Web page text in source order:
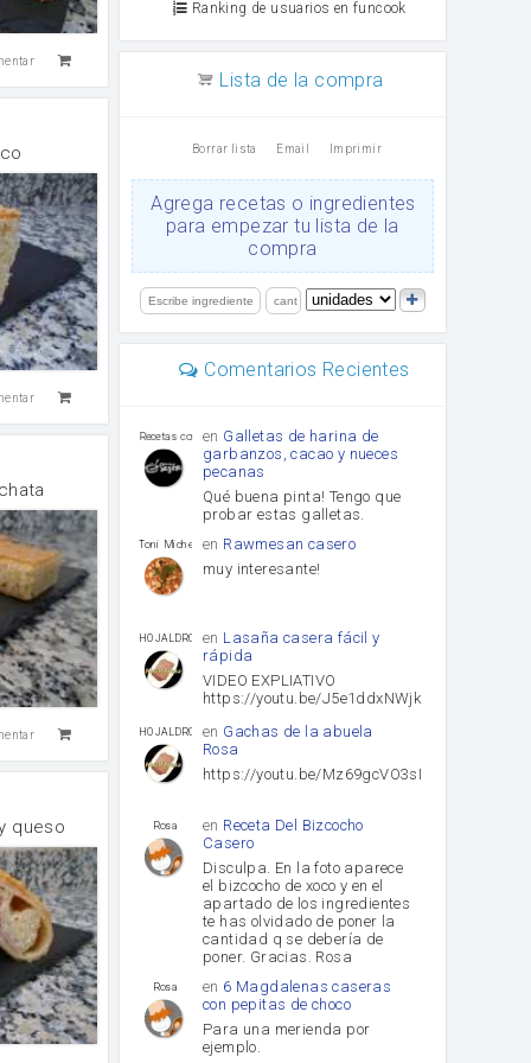
queso
Ranking de usuarios en funcook
Lista de la compra
Borrar lista Email Imprimir
Agrega recetas o ingredientes
para empezar tu lista de la
compra
Comentarios Recientes
Recetas con sazon
en Galletas de harina de
garbanzos, cacao y nueces
pecanas
Qué buena pinta! Tengo que
probar estas galletas.
Toni Michel Caubet
en Rawmesan casero
muy interesante!
HOJALDROSA TV
en Lasaña casera fácil y
rápida
VIDEO EXPLIATIVO
https://youtu.be/J5e1ddxNWjk
HOJALDROSA TV
en Gachas de la abuela
Rosa
https://youtu.be/Mz69gcVO3sI
Rosa en Receta Del Bizcocho
Casero
Disculpa. En la foto aparece
el bizcocho de xoco y en el
apartado de los ingredientes
te has olvidado de poner la
cantidad q se debería de
poner. Gracias. Rosa
Rosa en 6 Magdalenas caseras
con pepitas de choco
Para una merienda por
ejemplo.